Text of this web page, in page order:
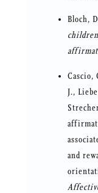
Bloch,
Cascio,
J.,
and